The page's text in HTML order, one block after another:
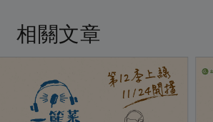
相關文章